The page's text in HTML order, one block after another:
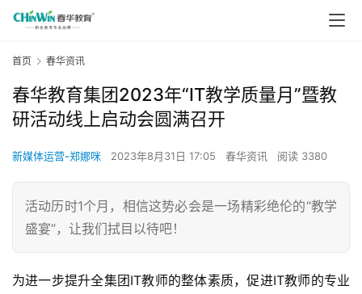
首页 春华资讯
春华教育集团2023年“IT教学质量月”暨教
研活动线上启动会圆满召开
新媒体运营-郑娜咪 2023年8月31日 17:05 春华资讯 阅读 3380
活动历时1个月，相信这势必会是一场精彩绝伦的“教学
盛宴”，让我们拭目以待吧！
为进一步提升全集团IT教师的整体素质，促进IT教师的专业